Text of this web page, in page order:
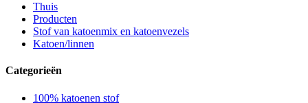
Thuis
Producten
Stof van katoenmix en katoenvezels
Katoen/linnen
Categorieën
100% katoenen stof